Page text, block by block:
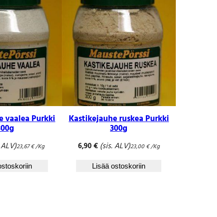
vaalea Purkki
23,67€/Kg
Kastikejauhe ruskea Purkki
300g
6,90€ (sis. ALV)23,00€/Kg
Lisää ostoskoriin